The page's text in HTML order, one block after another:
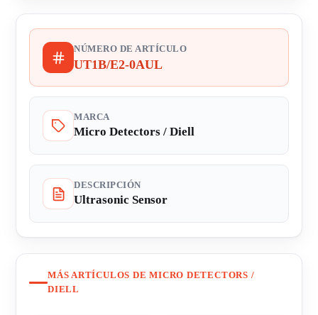
NÚMERO DE ARTÍCULO
UT1B/E2-0AUL
MARCA
Micro Detectors / Diell
DESCRIPCIÓN
Ultrasonic Sensor
MÁS ARTÍCULOS DE MICRO DETECTORS /
DIELL